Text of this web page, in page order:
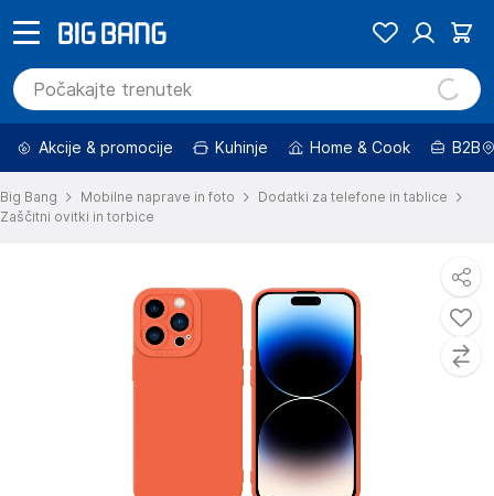
Akcije & promocije Kuhinje Home & Cook B2B
Big Bang Mobilne naprave in foto
Dodatki za telefone in tablice
Zaščitni ovitki in torbice